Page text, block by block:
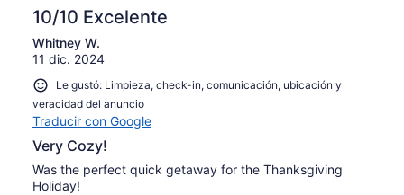
10/10 Excelente
Whitney W.
11 dic. 2024
Le gustó: Limpieza, check-in, comunicación, ubicación y
veracidad del anuncio
Traducir con Google
Very Cozy!
Was the perfect quick getaway for the Thanksgiving
Holiday!